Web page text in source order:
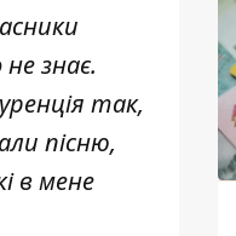
знає.
так,
пісню,
в мене